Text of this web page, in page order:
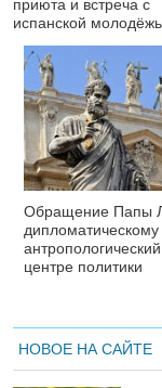
приюта и встреча с
испанской
Обращение Папы
дипломатическому
центре политики
НОВОЕ НА САЙТЕ